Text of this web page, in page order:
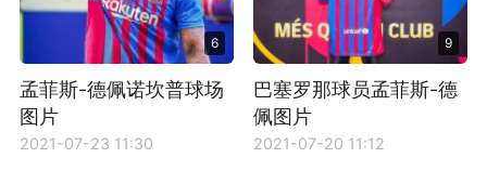
6
孟菲斯-德佩诺坎普球场
图片
2021-07-23 11:30
9
巴塞罗那球员孟菲斯-德
佩图片
2021-07-20 11:12